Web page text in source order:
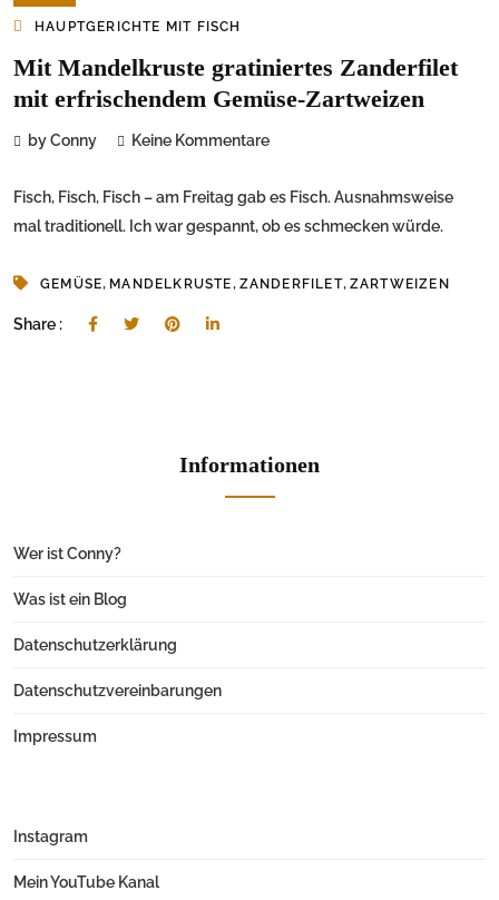
HAUPTGERICHTE MIT FISCH
Mit Mandelkruste gratiniertes Zanderfilet
mit erfrischendem Gemüse-Zartweizen
by Conny Keine Kommentare
Fisch, Fisch, Fisch – am Freitag gab es Fisch. Ausnahmsweise
mal traditionell. Ich war gespannt, ob es schmecken würde.
GEMÜSE, MANDELKRUSTE, ZANDERFILET, ZARTWEIZEN
Share :
Informationen
Wer ist Conny?
Was ist ein Blog
Datenschutzerklärung
Datenschutzvereinbarungen
Impressum
Instagram
Mein YouTube Kanal